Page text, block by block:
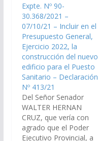
arbitren los medios
necesarios a fin que se
incorpore en el Plan de
Obras Públicas
Presupuesto Gral. de la
Provincia Ejercicio…
Expte. Nº 90-
30.368/2021 –
07/10/21 – Incluir en el
Presupuesto General,
Ejercicio 2022, la
construcción del nuevo
edificio para el Puesto
Sanitario – Declaración
Nº 413/21
Del Señor Senador
WALTER HERNAN
CRUZ, que vería con
agrado que el Poder
Ejecutivo Provincial, a